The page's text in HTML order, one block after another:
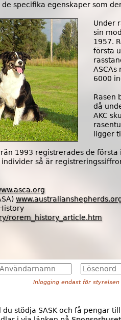
specifika egenskaper som
Under
sin
1957.
första
6000
Rasen
då
AKC
ligger
1993 registrerades de
så är
rorem_history_article.htm
A
L
ö
s
o
Inlogging endast för styrelsen
du stödja SASK och få pengar